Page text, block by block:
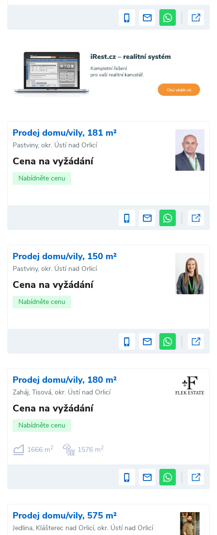
Prodej domu/vily, 181 m²
Pastviny, okr. Ústí nad Orlicí
Cena na vyžádání
Nabídněte cenu
Prodej domu/vily, 150 m²
Pastviny, okr. Ústí nad Orlicí
Cena na vyžádání
Nabídněte cenu
Prodej domu/vily, 180 m²
Zaháj, Tisová, okr. Ústí nad Orlicí
Cena na vyžádání
Nabídněte cenu
1666 m2 1576 m2
Prodej domu/vily, 575 m²
Jedlina, Klášterec nad Orlicí, okr. Ústí nad Orlicí